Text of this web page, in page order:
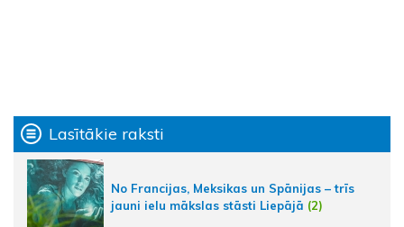
Lasītākie raksti
No Francijas, Meksikas un Spānijas – trīs
jauni ielu mākslas stāsti Liepājā (2)